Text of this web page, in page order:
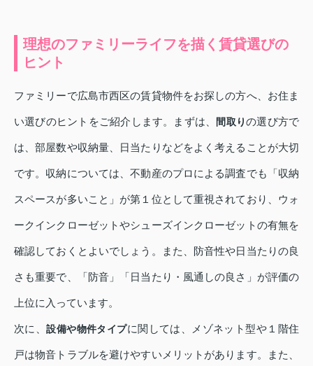
理想のファミリーライフを描く賃貸選びの
ヒント
ファミリーで広島市西区の賃貸物件をお探しの方へ、お住ま
い選びのヒントをご紹介します。まずは、 間取りの選び方で
は、部屋数や収納量、日当たりなどをよく考えることが大切
です。収納については、不動産のプロによる調査でも「収納
スペースが多いこと」が第１位として重視されており、ウォ
ークインクローゼットやシューズインクローゼットの有無を
確認しておくとよいでしょう。また、防音性や日当たりの良
さも重要で、「防音」「日当たり・風通しの良さ」が評価の
上位に入っています。
次に、設備や物件タイプに関しては、メゾネット型や１階住
戸は物音トラブルを避けやすいメリットがあります。また、